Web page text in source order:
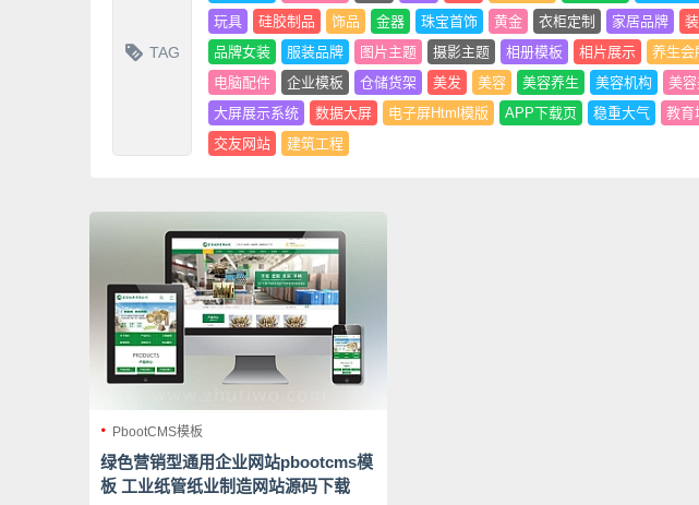
TAG
玩具
硅胶制品 饰品 金器 珠宝首饰 黄金 衣柜定制 家居品牌
品牌女装
服装品牌 图片主题 摄影主题 相册模板 相片展示 养生会
电脑配件
企业模板 仓储货架 美发 美容 美容养生 美容机构 美
大屏展示系统
数据大屏 电子屏Html模版 APP下载页 稳重大气 教育
交友网站
建筑工程
PbootCMS模板
绿色营销型通用企业网站pbootcms模
板 工业纸管纸业制造网站源码下载